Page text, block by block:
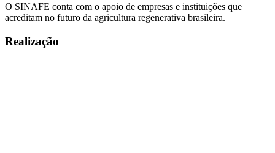
O SINAFE conta com o apoio de empresas e instituições que
acreditam no futuro da agricultura regenerativa brasileira.
Realização